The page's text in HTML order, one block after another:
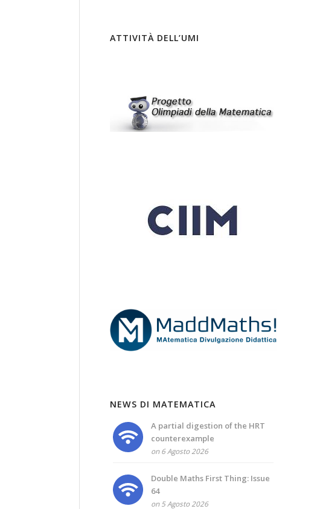
ATTIVITÀ DELL’UMI
NEWS DI MATEMATICA
A partial digestion of the HRT
counterexample
on 6 Agosto 2026
Double Maths First Thing: Issue
64
on 5 Agosto 2026